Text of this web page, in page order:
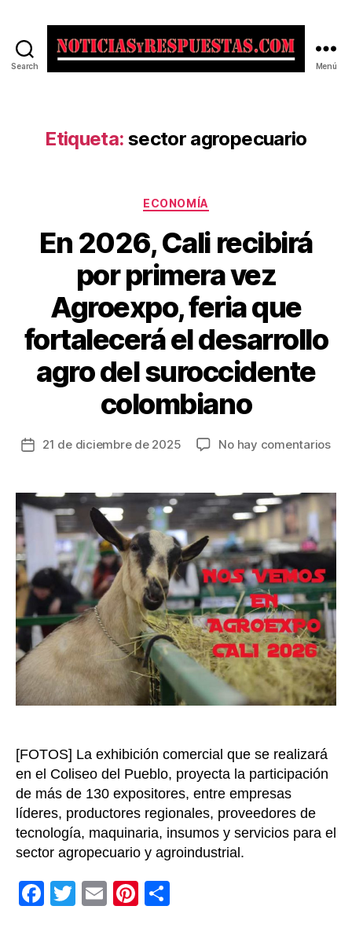
Search Menú
Etiqueta: sector agropecuario
Categorías
ECONOMÍA
En 2026, Cali recibirá
por primera vez
Agroexpo, feria que
fortalecerá el desarrollo
agro del suroccidente
colombiano
Fecha
entrada
21 de diciembre de 2025 No hay comentariosen
Cali
por
que
el
del
[FOTOS] La exhibición comercial que se realizará
en el Coliseo del Pueblo, proyecta la participación
de más de 130 expositores, entre empresas
líderes, productores regionales, proveedores de
tecnología, maquinaria, insumos y servicios para el
sector agropecuario y agroindustrial.
F
T
E
Pi